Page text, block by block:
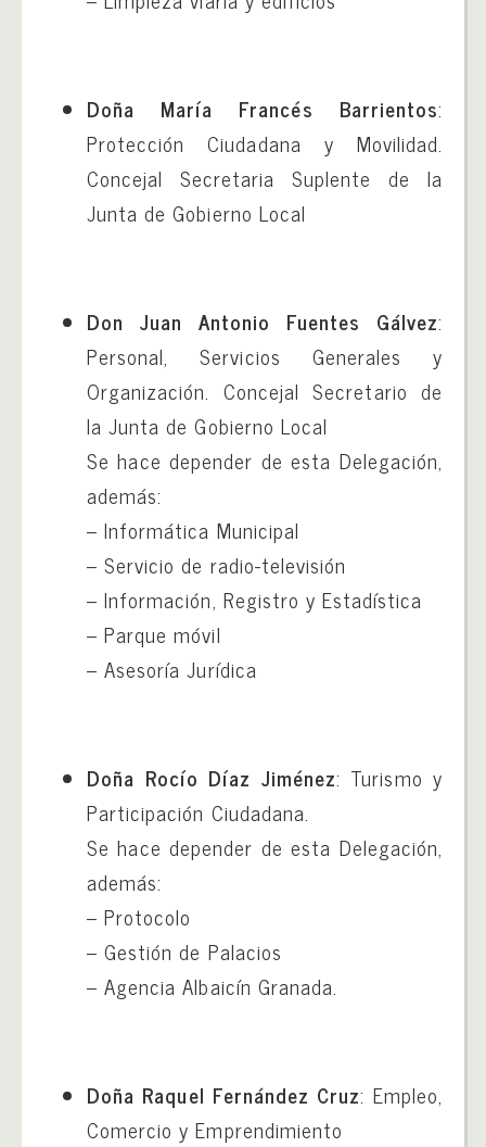
Doña María Francés Barrientos:
Protección Ciudadana y Movilidad.
Concejal Secretaria Suplente de la
Junta de Gobierno Local
Don Juan Antonio Fuentes Gálvez:
Personal, Servicios Generales y
Organización. Concejal Secretario de
la Junta de Gobierno Local
Se hace depender de esta Delegación,
además:
– Informática Municipal
– Servicio de radio-televisión
– Información, Registro y Estadística
– Parque móvil
– Asesoría Jurídica
Doña Rocío Díaz Jiménez: Turismo y
Participación Ciudadana.
Se hace depender de esta Delegación,
además:
– Protocolo
– Gestión de Palacios
– Agencia Albaicín Granada.
Doña Raquel Fernández Cruz: Empleo,
Comercio y Emprendimiento